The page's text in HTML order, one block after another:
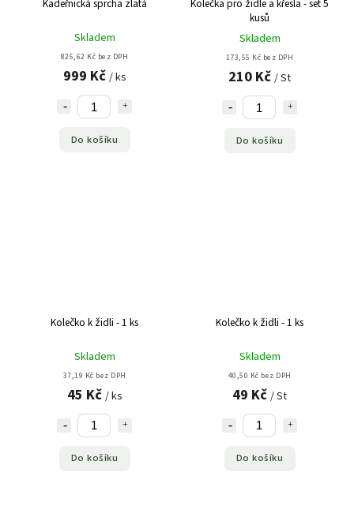
Kadeřnická sprcha zlatá
Skladem
825,62 Kč bez DPH
999 Kč / ks
Do košíku
Kolečka pro židle a křesla - set 5
kusů
Skladem
173,55 Kč bez DPH
210 Kč / St
Do košíku
Kolečko k židli - 1 ks
Skladem
37,19 Kč bez DPH
45 Kč / ks
Do košíku
Kolečko k židli - 1 ks
Skladem
40,50 Kč bez DPH
49 Kč / St
Do košíku